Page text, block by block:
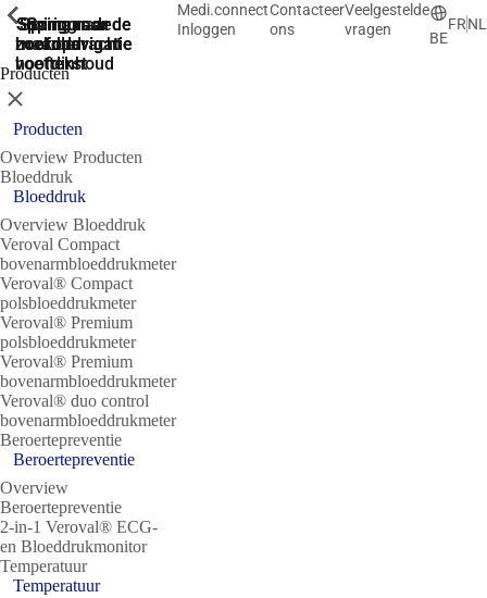
Ga naar de
zoekopdracht
Spring naar de
hoofdnavigatie
Spring naar de
hoofdnavigatie
Spring naar
de
hoofdinhoud
Spring
naar de
voettekst
Medi.connect
Inloggen
Contacteer
ons
Veelgestelde
vragen
BE
FRNL
Producten
ShowPrevious
Sluit
Producten
Overview Producten
Bloeddruk
ShowPrevious
Bloeddruk
Overview Bloeddruk
Veroval Compact
bovenarmbloeddrukmeter
Veroval® Compact
polsbloeddrukmeter
Veroval® Premium
polsbloeddrukmeter
Veroval® Premium
bovenarmbloeddrukmeter
Veroval® duo control
bovenarmbloeddrukmeter
Beroertepreventie
ShowPrevious
Beroertepreventie
Overview
Beroertepreventie
2-in-1 Veroval® ECG-
en Bloeddrukmonitor
Temperatuur
ShowPrevious
Temperatuur
ShowPrevious
ShowPrevious
ShowPrevious
ShowPrevious